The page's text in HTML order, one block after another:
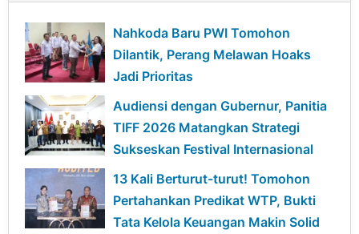
Nahkoda Baru PWI Tomohon
Dilantik, Perang Melawan Hoaks
Jadi Prioritas
Audiensi dengan Gubernur, Panitia
TIFF 2026 Matangkan Strategi
Sukseskan Festival Internasional
13 Kali Berturut-turut! Tomohon
Pertahankan Predikat WTP, Bukti
Tata Kelola Keuangan Makin Solid